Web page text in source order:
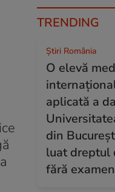
TRENDING
Știri România
O elevă
aplicată a
din
luat dreptul
fără examen